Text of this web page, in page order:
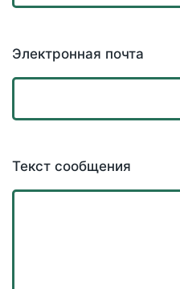
Электронная почта
Текст сообщения